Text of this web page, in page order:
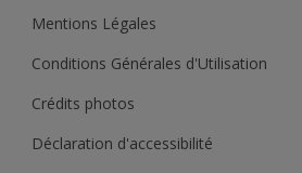
Mentions Légales
Conditions Générales d'Utilisation
Crédits photos
Déclaration d'accessibilité